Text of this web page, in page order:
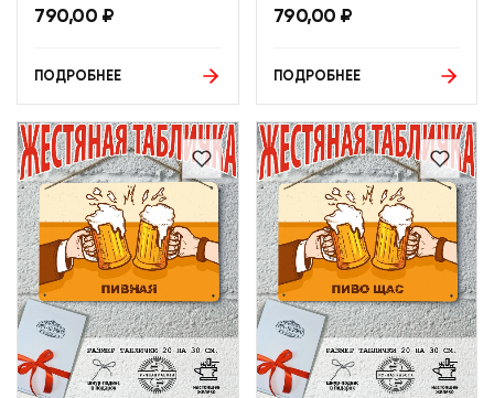
790,00 ₽
ПОДРОБНЕЕ
790,00 ₽
ПОДРОБНЕЕ